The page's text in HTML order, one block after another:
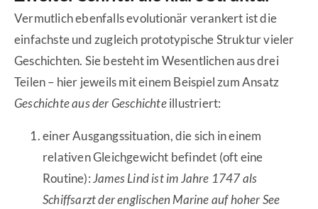
Vermutlich ebenfalls evolutionär verankert ist die
einfachste und zugleich prototypische Struktur vieler
Geschichten. Sie besteht im Wesentlichen aus drei
Teilen – hier jeweils mit einem Beispiel zum Ansatz
Geschichte aus der Geschichteillustriert:
einer Ausgangssituation, die sich in einem
relativen Gleichgewicht befindet (oft eine
Routine):James Lind ist im Jahre 1747 als
Schiffsarzt der englischen Marine auf hoher See